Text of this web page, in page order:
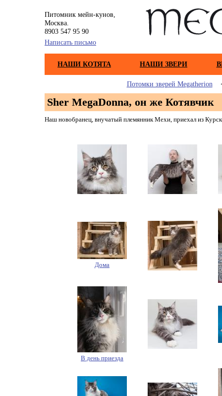
Питомник мейн-кунов,
Москва.
8903 547 95 90
Написать письмо
НАШИ КОТЯТА НАШИ ЗВЕРИ
Потомки зверей Megatherion
Sher MegaDonna, он же Котявчик
Наш новобранец, внучатый племянник Мехи, приехал из
Дома
В день приезда